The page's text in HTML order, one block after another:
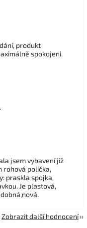
produkt
spokojeni.
jsem vybavení již
rohová polička,
praskla spojka,
Je plastová,
Zobrazit další hodnocení